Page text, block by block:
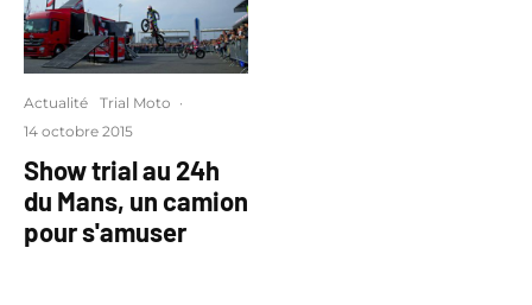
Actualité Trial Moto ·
14 octobre 2015
Show trial au 24h
du Mans, un camion
pour s'amuser